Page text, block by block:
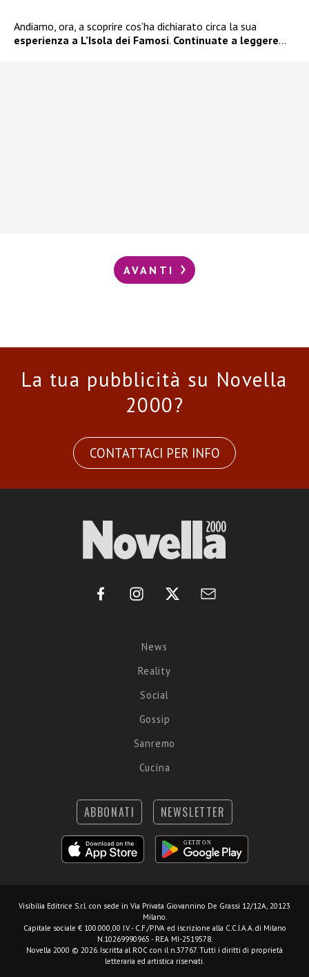
Andiamo, ora, a scoprire cos’ha dichiarato circa la sua
esperienza a L’Isola dei Famosi. Continuate a leggere…
AVANTI
La tua pubblicità su Novella
2000?
CONTATTACI PER INFO
News
Reality
Social
Gossip
Sanremo
Cucina
ABBONATI NEWSLETTER
Visibilia Editrice S.r.l. con sede in Via Privata Giovannino De Grassi 12/12A, 20123
Milano.
Capitale sociale € 100.000,00 I.V. - C.F./P.IVA ed iscrizione alla C.C.I.A.A. di Milano
N.10269990965 - REA MI-2519578.
Novella 2000 © 2026. Iscritta al ROC con il n.37767. Tutti i diritti di proprietà
letteraria ed artistica riservati.